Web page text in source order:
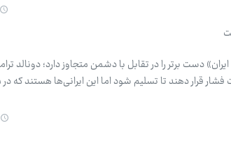
برتر را در تقابل با دشمن متجاوز دارد؛ دونالد
قرار دهند تا تسلیم شود اما این ایرانی‌ها هستند که